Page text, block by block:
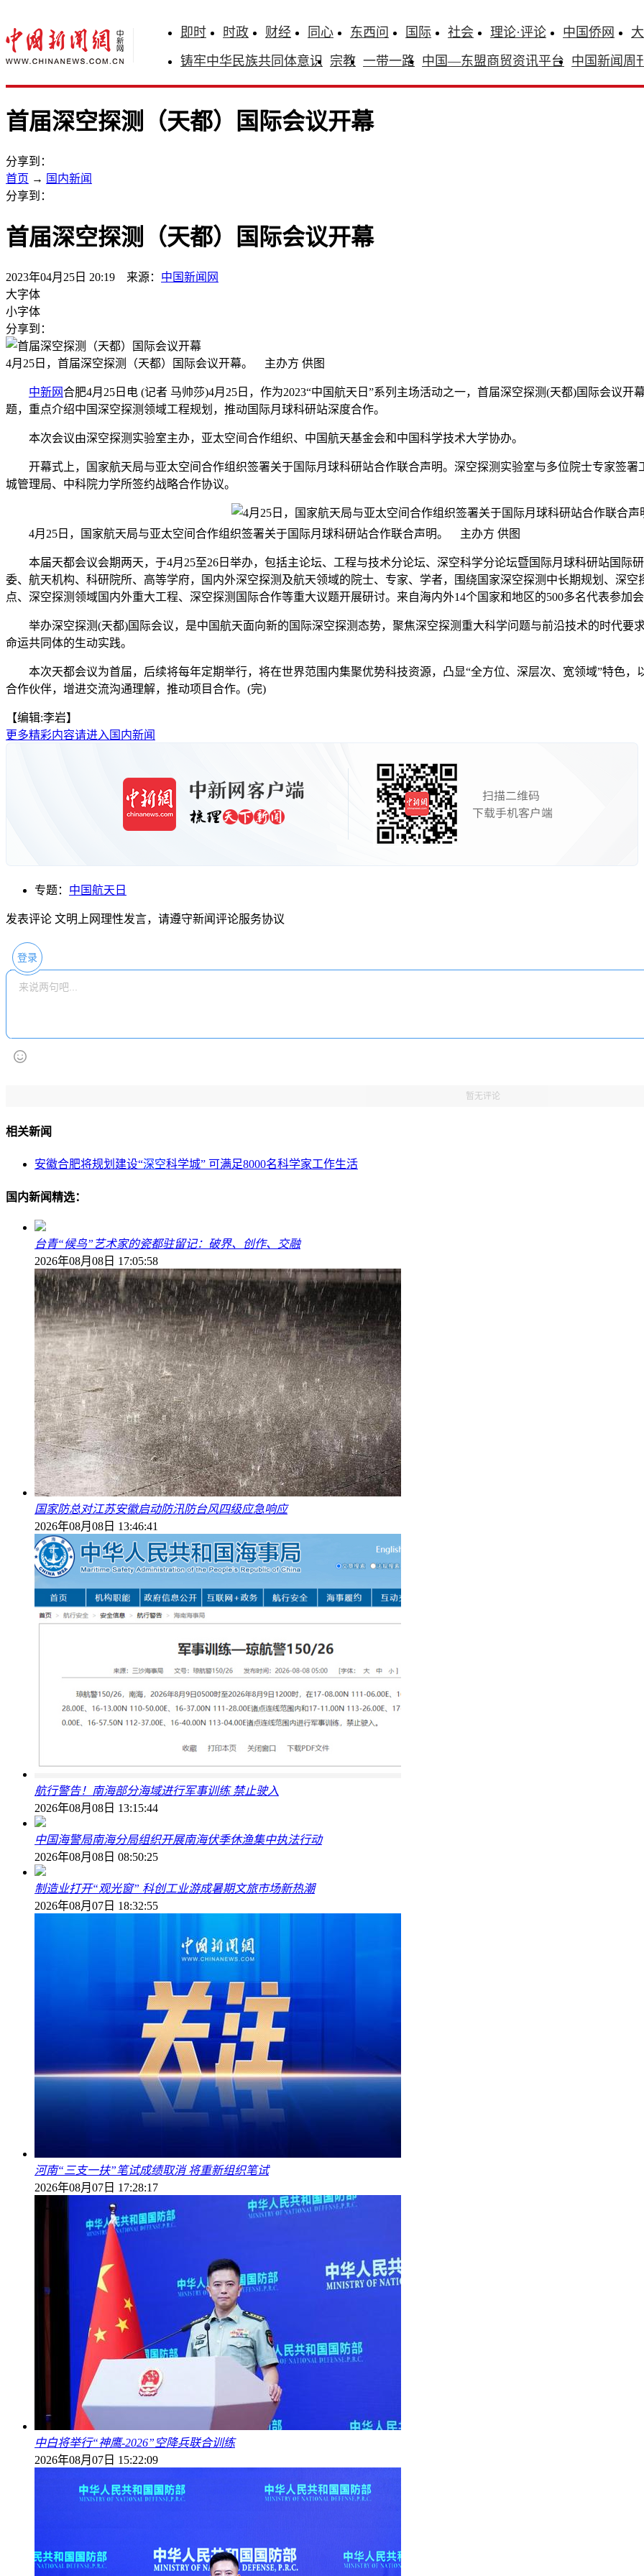
即时 时政 财经 同心 东西问 国际 社会 理论·评论 中国侨网
铸牢中华民族共同体意识 宗教 一带一路 中国—东盟商贸资讯平台 中国新闻周
首届深空探测（天都）国际会议开幕
分享到：
首页 → 国内新闻
分享到：
首届深空探测（天都）国际会议开幕
2023年04月25日 20:19 来源： 中国新闻网
大字体
小字体
分享到：
4月25日，首届深空探测（天都）国际会议开幕。 主办方 供图
中新网合肥4月25日电 (记者 马帅莎)4月25日，作为2023“中国航天日”系列主场活动之一，首届深空探测(天都)国际会议
题，重点介绍中国深空探测领域工程规划，推动国际月球科研站深度合作。
本次会议由深空探测实验室主办，亚太空间合作组织、中国航天基金会和中国科学技术大学协办。
开幕式上，国家航天局与亚太空间合作组织签署关于国际月球科研站合作联合声明。深空探测实验室与多位院士专家签署
城管理局、中科院力学所签约战略合作协议。
4月25日，国家航天局与亚太空间合作组织签署关于国际月球科研站合作联合声明。 主办方 供图
本届天都会议会期两天，于4月25至26日举办，包括主论坛、工程与技术分论坛、深空科学分论坛暨国际月球科研站国际
委、航天机构、科研院所、高等学府，国内外深空探测及航天领域的院士、专家、学者，围绕国家深空探测中长期规划、深
点、深空探测领域国内外重大工程、深空探测国际合作等重大议题开展研讨。来自海内外14个国家和地区的500多名代表参加
举办深空探测(天都)国际会议，是中国航天面向新的国际深空探测态势，聚焦深空探测重大科学问题与前沿技术的时代要
命运共同体的生动实践。
本次天都会议为首届，后续将每年定期举行，将在世界范围内集聚优势科技资源，凸显“全方位、深层次、宽领域”特色，
合作伙伴，增进交流沟通理解，推动项目合作。(完)
【编辑:李岩】
更多精彩内容请进入国内新闻
专题： 中国航天日
发表评论 文明上网理性发言，请遵守新闻评论服务协议
登录
暂无评论
相关新闻
安徽合肥将规划建设“深空科学城” 可满足8000名科学家工作生活
国内新闻精选：
台青“候鸟”艺术家的瓷都驻留记：破界、创作、交融
2026年08月08日 17:05:58
国家防总对江苏安徽启动防汛防台风四级应急响应
2026年08月08日 13:46:41
航行警告！南海部分海域进行军事训练 禁止驶入
2026年08月08日 13:15:44
中国海警局南海分局组织开展南海伏季休渔集中执法行动
2026年08月08日 08:50:25
制造业打开“观光窗” 科创工业游成暑期文旅市场新热潮
2026年08月07日 18:32:55
河南“三支一扶”笔试成绩取消 将重新组织笔试
2026年08月07日 17:28:17
中白将举行“神鹰-2026”空降兵联合训练
2026年08月07日 15:22:09